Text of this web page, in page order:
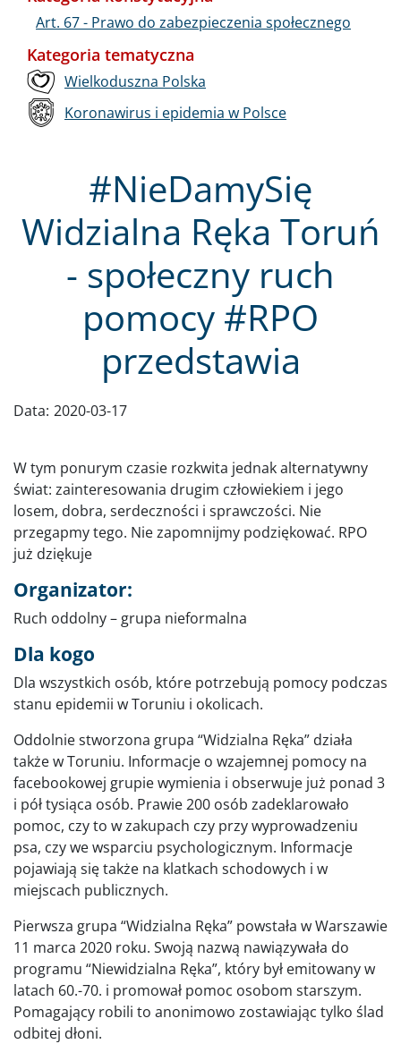
#NieDamySię
Widzialna Ręka Toruń
- społeczny ruch
pomocy #RPO
przedstawia
Data: 2020-03-17
W tym ponurym czasie rozkwita jednak alternatywny
świat: zainteresowania drugim człowiekiem i jego
losem, dobra, serdeczności i sprawczości. Nie
przegapmy tego. Nie zapomnijmy podziękować. RPO
już dziękuje
Organizator:
Ruch oddolny – grupa nieformalna
Dla kogo
Dla wszystkich osób, które potrzebują pomocy podczas
stanu epidemii w Toruniu i okolicach.
Oddolnie stworzona grupa “Widzialna Ręka” działa
także w Toruniu. Informacje o wzajemnej pomocy na
facebookowej grupie wymienia i obserwuje już ponad 3
i pół tysiąca osób. Prawie 200 osób zadeklarowało
pomoc, czy to w zakupach czy przy wyprowadzeniu
psa, czy we wsparciu psychologicznym. Informacje
pojawiają się także na klatkach schodowych i w
miejscach publicznych.
Pierwsza grupa “Widzialna Ręka” powstała w Warszawie
11 marca 2020 roku. Swoją nazwą nawiązywała do
programu “Niewidzialna Ręka”, który był emitowany w
latach 60.-70. i promował pomoc osobom starszym.
Pomagający robili to anonimowo zostawiając tylko ślad
odbitej dłoni.
Art. 67 - Prawo do zabezpieczenia społecznego
Kategoria tematyczna
Wielkoduszna Polska
Koronawirus i epidemia w Polsce